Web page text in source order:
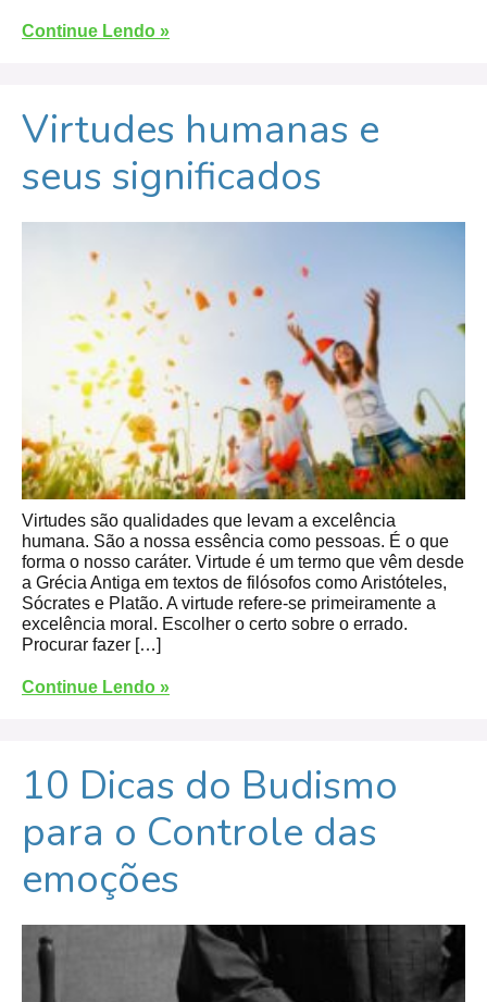
Continue Lendo »
Virtudes humanas e
seus significados
Virtudes são qualidades que levam a excelência
humana. São a nossa essência como pessoas. É o que
forma o nosso caráter. Virtude é um termo que vêm desde
a Grécia Antiga em textos de filósofos como Aristóteles,
Sócrates e Platão. A virtude refere-se primeiramente a
excelência moral. Escolher o certo sobre o errado.
Procurar fazer […]
Continue Lendo »
10 Dicas do Budismo
para o Controle das
emoções